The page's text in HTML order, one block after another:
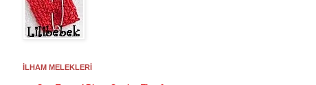
İLHAM MELEKLERİ